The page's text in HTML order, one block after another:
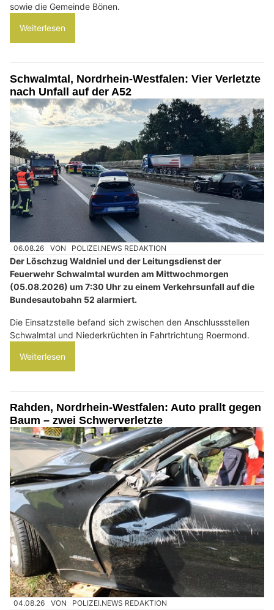
sowie die Gemeinde Bönen.
Weiterlesen
Schwalmtal, Nordrhein-Westfalen: Vier Verletzte
nach Unfall auf der A52
06.08.26 VON POLIZEI.NEWS REDAKTION
Der Löschzug Waldniel und der Leitungsdienst der
Feuerwehr Schwalmtal wurden am Mittwochmorgen
(05.08.2026) um 7:30 Uhr zu einem Verkehrsunfall auf die
Bundesautobahn 52 alarmiert.
Die Einsatzstelle befand sich zwischen den Anschlussstellen
Schwalmtal und Niederkrüchten in Fahrtrichtung Roermond.
Weiterlesen
Rahden, Nordrhein-Westfalen: Auto prallt gegen
Baum – zwei Schwerverletzte
04.08.26 VON POLIZEI.NEWS REDAKTION